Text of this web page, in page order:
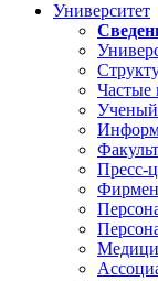
Университет
Частые
Ученый
Пресс-